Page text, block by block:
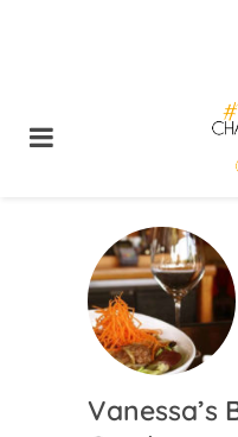
Vanessa’s